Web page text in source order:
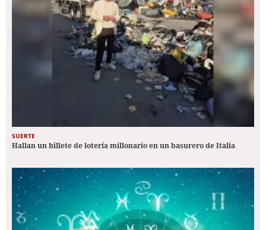
SUERTE
Hallan un billete de lotería millonario en un basurero de Italia